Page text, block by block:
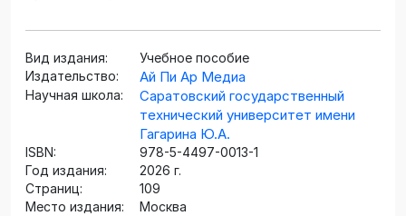
Вид издания:
Учебное пособие
Издательство:
Ай Пи Ар Медиа
Научная школа:
Саратовский государственный
технический университет имени
Гагарина Ю.А.
ISBN:
978-5-4497-0013-1
Год издания:
2026 г.
Страниц:
109
Место издания:
Москва